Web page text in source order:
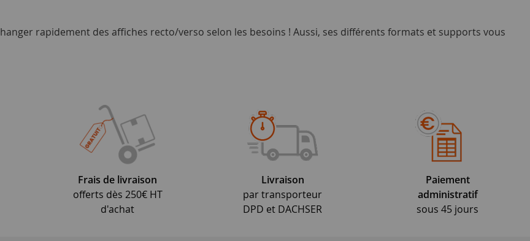
rapidement des affiches recto/verso selon les besoins ! Aussi, ses différents formats et supports vous
Frais de livraison
offerts dès 250€ HT
d'achat
Livraison
par transporteur
DPD et DACHSER
Paiement
administratif
sous 45 jours